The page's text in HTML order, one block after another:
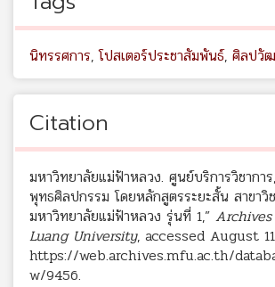
นิทรรศการ,โปสเตอร์ประชาสัมพันธ์, ศิลปวั
Citation
มหาวิทยาลัยแม่ฟ้าหลวง. ศูนย์บริการวิชากา
พุทธศิลปกรรม โดยหลักสูตรระยะสั้น สาขาวิ
มหาวิทยาลัยแม่ฟ้าหลวง รุ่นที่ 1,”
Luang University, accessed August
https://web.archives.mfu.ac.th/
w/9456.